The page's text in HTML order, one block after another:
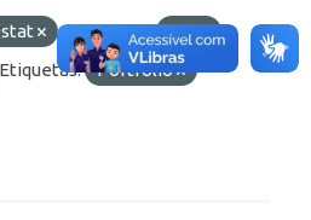
Formatos:
API
Etiquetas:
Portfólio